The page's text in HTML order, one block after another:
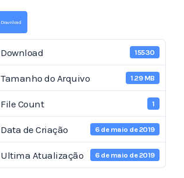
Download
Download 15530
Tamanho do Arquivo 1.29 MB
File Count 1
Data de Criação 6 de maio de 2019
Ultima Atualização 6 de maio de 2019